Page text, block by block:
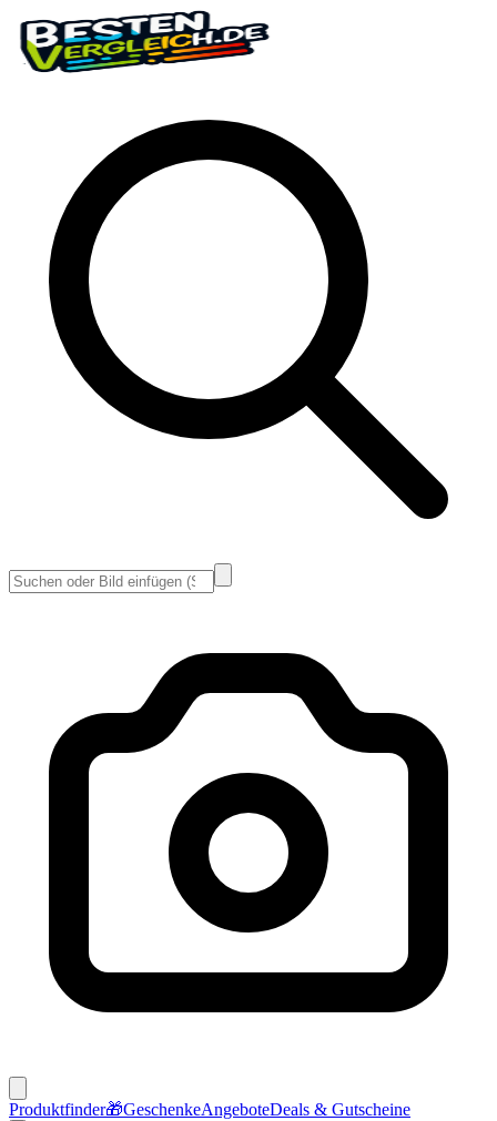
Produktfinder🎁GeschenkeAngeboteDeals & Gutscheine